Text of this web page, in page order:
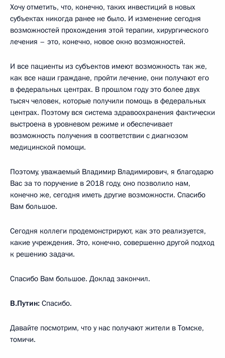
Хочу отметить, что, конечно, таких инвестиций в новых
субъектах никогда ранее не было. И изменение сегодня
возможностей прохождения этой терапии, хирургического
лечения – это, конечно, новое окно возможностей.
И все пациенты из субъектов имеют возможность так же,
как все наши граждане, пройти лечение, они получают его
в федеральных центрах. В прошлом году это более двух
тысяч человек, которые получили помощь в федеральных
центрах. Поэтому вся система здравоохранения фактически
выстроена в уровневом режиме и обеспечивает
возможность получения в соответствии с диагнозом
медицинской помощи.
Поэтому, уважаемый Владимир Владимирович, я благодарю
Вас за то поручение в 2018 году, оно позволило нам,
конечно же, сегодня иметь другие возможности. Спасибо
Вам большое.
Сегодня коллеги продемонстрируют, как это реализуется,
какие учреждения. Это, конечно, совершенно другой подход
к решению задачи.
Спасибо Вам большое. Доклад закончил.
В.Путин: Спасибо.
Давайте посмотрим, что у нас получают жители в Томске,
томичи.